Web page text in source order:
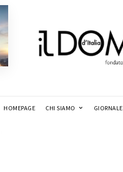
HOMEPAGE CHI SIAMO GIORNALE